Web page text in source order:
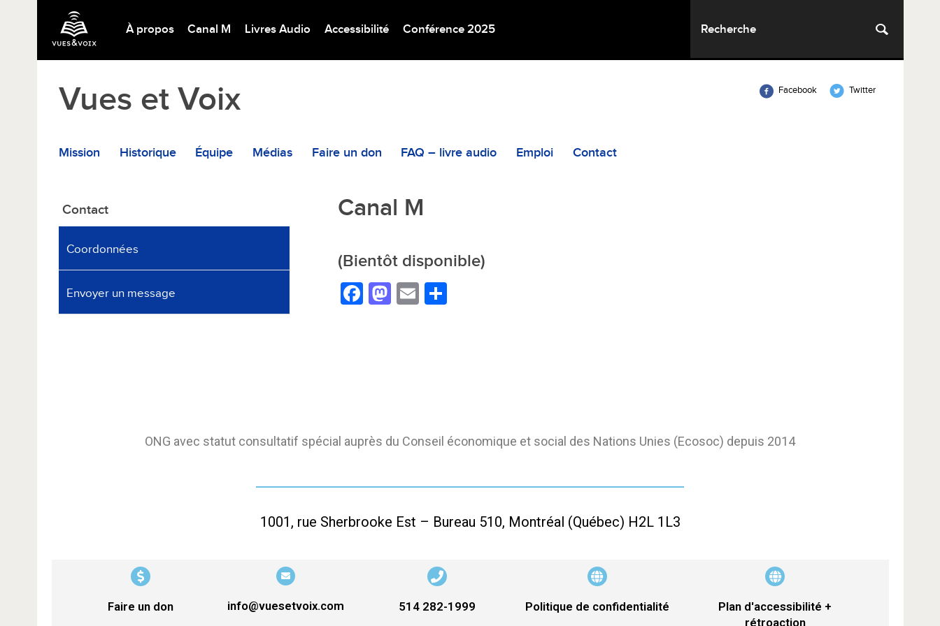
À propos Canal M Livres Audio Accessibilité Conférence 2025
Facebook Twitter
Vues et Voix
Mission Historique Équipe Médias Faire un don FAQ – livre audio Emploi Contact
Canal M
(Bientôt disponible)
Facebook
Mastodon
Email
Contact
Coordonnées
Envoyer un message
ONG avec statut consultatif spécial auprès du Conseil économique et social des Nations Unies (Ecosoc) depuis 2014
1001, rue Sherbrooke Est – Bureau 510, Montréal (Québec) H2L 1L3
Faire un don info@vuesetvoix.com 514 282-1999 Politique de confidentialité
Plan d'accessibilité +
rétroaction